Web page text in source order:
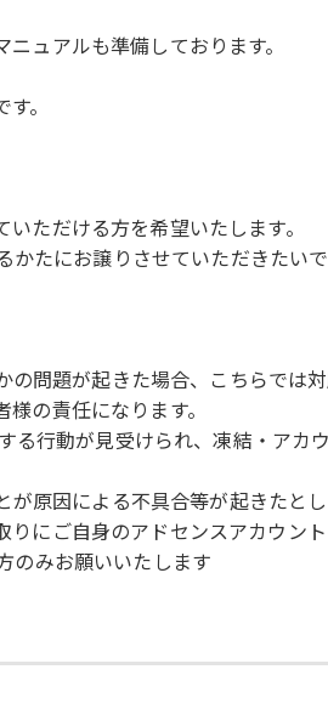
ュアルも準備しております。
。
ただける方を希望いたします。
たにお譲りさせていただきたいで
問題が起きた場合、こちらでは
の責任になります。
行動が見受けられ、凍結・ア
原因による不具合等が起きたと
にご自身のアドセンスアカウント
のみお願いいたします